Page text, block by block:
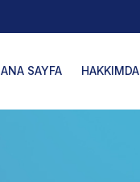
ANA SAYFA HAKKIMDA